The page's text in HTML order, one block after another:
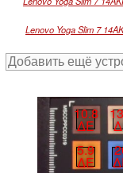
Lenovo Yoga Slim 7
10.8
∆E
5.9
∆E